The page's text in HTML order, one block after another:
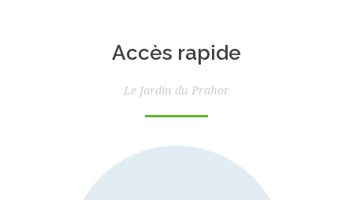
Accès rapide
Le Jardin du Prahor